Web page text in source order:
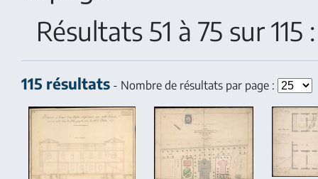
Résultats 51 à 75 sur
115 résultats- Nombre de résultats par page :